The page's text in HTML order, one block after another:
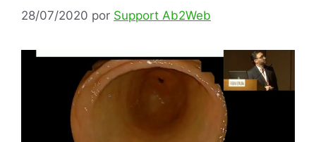
28/07/2020 por Support Ab2Web